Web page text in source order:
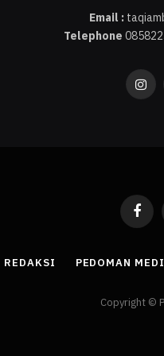
Email :
Telephone
REDAKSI PEDOMAN
Copyright ©